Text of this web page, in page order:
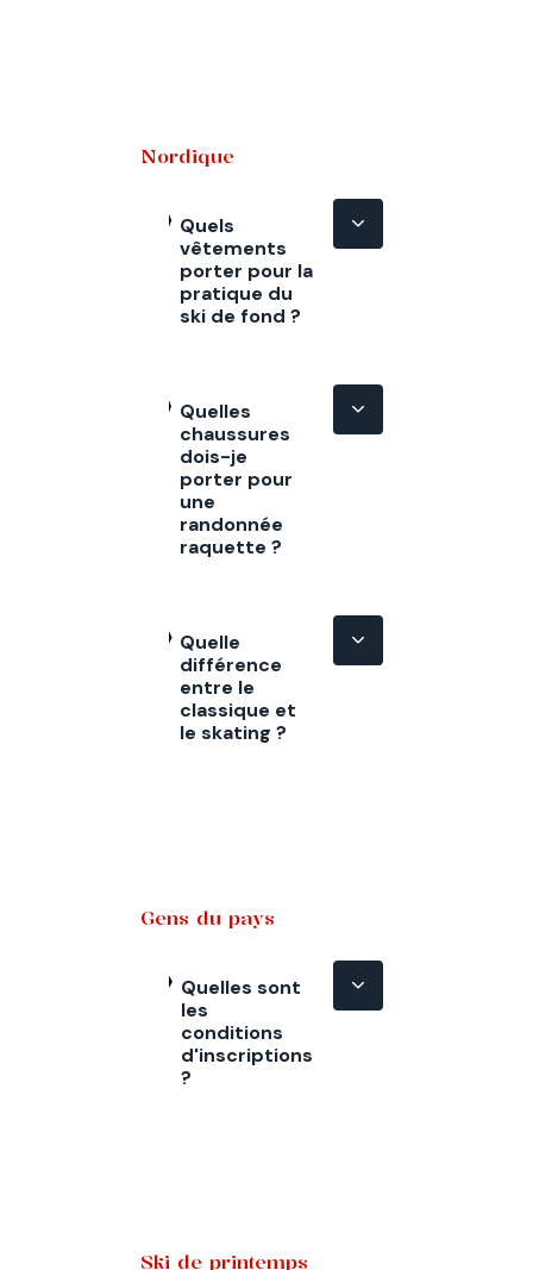
Nordique
Quels
vêtements
porter pour la
pratique du
ski de fond ?
Quelles
chaussures
dois-je
porter pour
une
randonnée
raquette ?
Quelle
différence
entre le
classique et
le skating ?
Gens du pays
Quelles sont
les
conditions
d'inscriptions
?
Ski de printemps